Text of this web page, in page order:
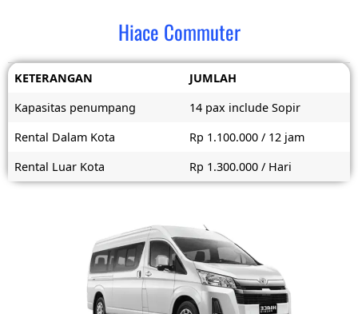
Hiace Commuter
KETERANGAN
JUMLAH
Kapasitas penumpang
14 pax include Sopir
Rental Dalam Kota
Rp 1.100.000 / 12 jam
Rental Luar Kota
Rp 1.300.000 / Hari